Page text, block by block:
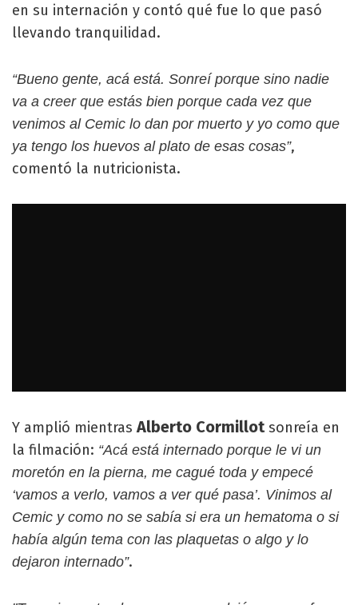
en su internación y contó qué fue lo que pasó
llevando tranquilidad.
“Bueno gente, acá está. Sonreí porque sino nadie
va a creer que estás bien porque cada vez que
venimos al Cemic lo dan por muerto y yo como que
ya tengo los huevos al plato de esas cosas”,
comentó la nutricionista.
Y amplió mientras Alberto Cormillotsonreía en
la filmación: “Acá está internado porque le vi un
moretón en la pierna, me cagué toda y empecé
‘vamos a verlo, vamos a ver qué pasa’. Vinimos al
Cemic y como no se sabía si era un hematoma o si
había algún tema con las plaquetas o algo y lo
dejaron internado”.